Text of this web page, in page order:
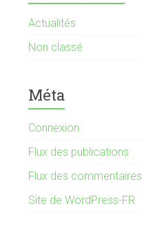
Actualités
Non classé
Méta
Connexion
Flux des publications
Flux des commentaires
Site de WordPress-FR